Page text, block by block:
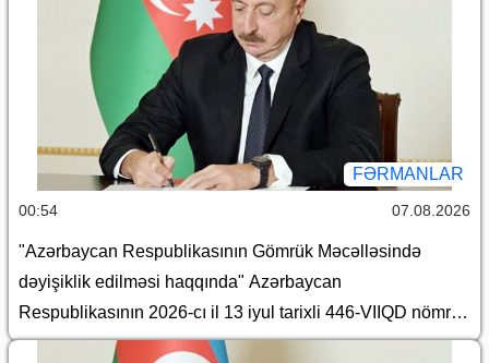
FƏRMANLAR
00:54 07.08.2026
"Azərbaycan Respublikasının Gömrük Məcəlləsində
dəyişiklik edilməsi haqqında" Azərbaycan
Respublikasının 2026-cı il 13 iyul tarixli 446-VIIQD nömrəli
Qanununun tətbiqi və bununla əlaqədar Azərbaycan